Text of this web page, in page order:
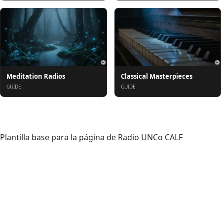
Meditation Radios
GUIDE
Classical Masterpieces
GUIDE
Plantilla base para la página de Radio UNCo CALF